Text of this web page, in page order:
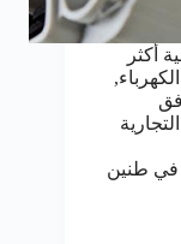
أكثر
في طنين